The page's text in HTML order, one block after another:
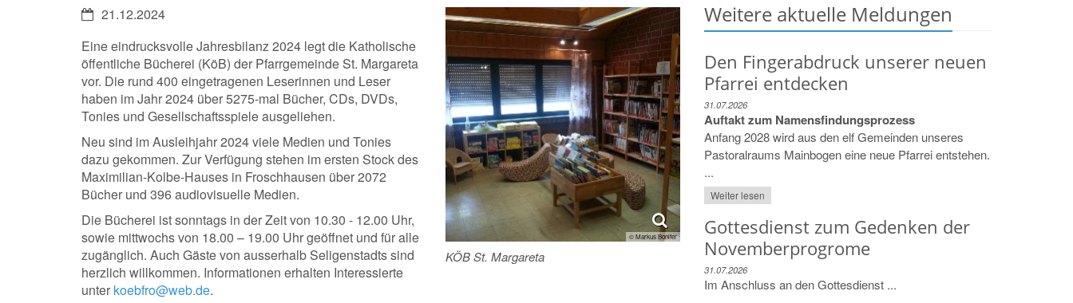
© Markus Bonifer
KÖB St. Margareta
Datum:21.12.2024
Eine eindrucksvolle Jahresbilanz 2024 legt die Katholische
öffentliche Bücherei (KöB) der Pfarrgemeinde St. Margareta
vor. Die rund 400 eingetragenen Leserinnen und Leser
haben im Jahr 2024 über 5275-mal Bücher, CDs, DVDs,
Tonies und Gesellschaftsspiele ausgeliehen.
Neu sind im Ausleihjahr 2024 viele Medien und Tonies
dazu gekommen. Zur Verfügung stehen im ersten Stock des
Maximilian-Kolbe-Hauses in Froschhausen über 2072
Bücher und 396 audiovisuelle Medien.
Die Bücherei ist sonntags in der Zeit von 10.30 - 12.00 Uhr,
sowie mittwochs von 18.00 – 19.00 Uhr geöffnet und für alle
zugänglich. Auch Gäste von ausserhalb Seligenstadts sind
herzlich willkommen. Informationen erhalten Interessierte
unter koebfro@web.de.
Weitere aktuelle Meldungen
Den Fingerabdruck unserer neuen
Pfarrei entdecken
31.07.2026
Auftakt zum Namensfindungsprozess
Anfang 2028 wird aus den elf Gemeinden unseres
Pastoralraums Mainbogen eine neue Pfarrei entstehen.
...
Weiter lesen
Gottesdienst zum Gedenken der
Novemberprogrome
31.07.2026
Im Anschluss an den Gottesdienst ...